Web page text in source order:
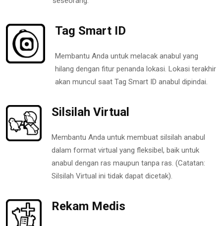
Tag Smart ID
Membantu Anda untuk melacak anabul yang
hilang dengan fitur penanda lokasi. Lokasi terakhir
akan muncul saat Tag Smart ID anabul dipindai.
Silsilah Virtual
Membantu Anda untuk membuat silsilah anabul
dalam format virtual yang fleksibel, baik untuk
anabul dengan ras maupun tanpa ras. (Catatan:
Silsilah Virtual ini tidak dapat dicetak).
Rekam Medis